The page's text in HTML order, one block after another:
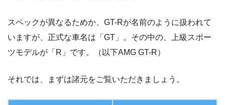
スペックが異なるためか、GT-Rが名前のように扱われて
いますが、正式な車名は「GT」。その中の、上級スポー
ツモデルが「R」です。（以下AMG GT-R）
それでは、まずは諸元をご覧いただきましょう。